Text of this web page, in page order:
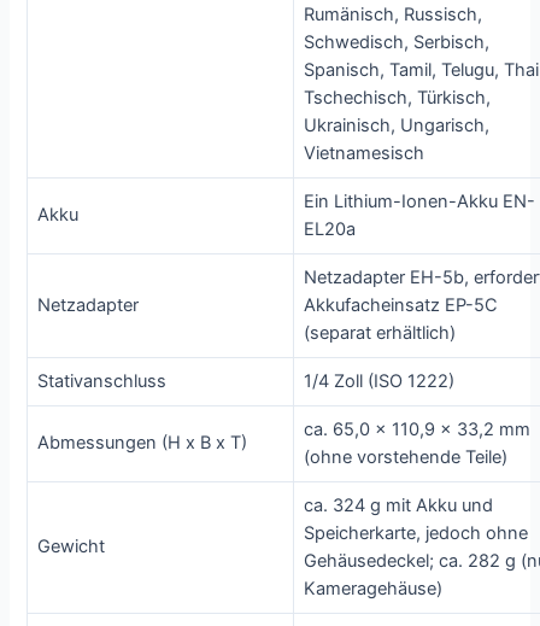
Rumänisch, Russisch,
Schwedisch, Serbisch,
Spanisch, Tamil, Telugu,
Tschechisch, Türkisch,
Ukrainisch, Ungarisch,
Vietnamesisch
Akku
Ein Lithium-Ionen-Akku EN-
EL20a
Netzadapter
Netzadapter EH-5b,
Akkufacheinsatz EP-5C
(separat erhältlich)
Stativanschluss 1/4 Zoll (ISO 1222)
Abmessungen (H x B x T)
ca. 65,0 x 110,9 x 33,2 mm
(ohne vorstehende Teile)
Gewicht
ca. 324 g mit Akku und
Speicherkarte, jedoch ohne
Gehäusedeckel; ca. 282 g
Kameragehäuse)